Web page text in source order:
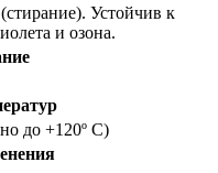
Устойчив к
и озона.
до +120º С)